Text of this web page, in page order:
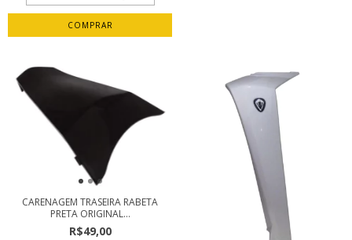
CARENAGEM TRASEIRA RABETA
PRETA ORIGINAL...
R$49,00